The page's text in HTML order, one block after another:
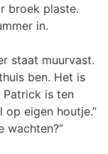
broek plaste.
in.
staat muurvast.
ben. Het is
is ten
eigen houtje.”
wachten?”